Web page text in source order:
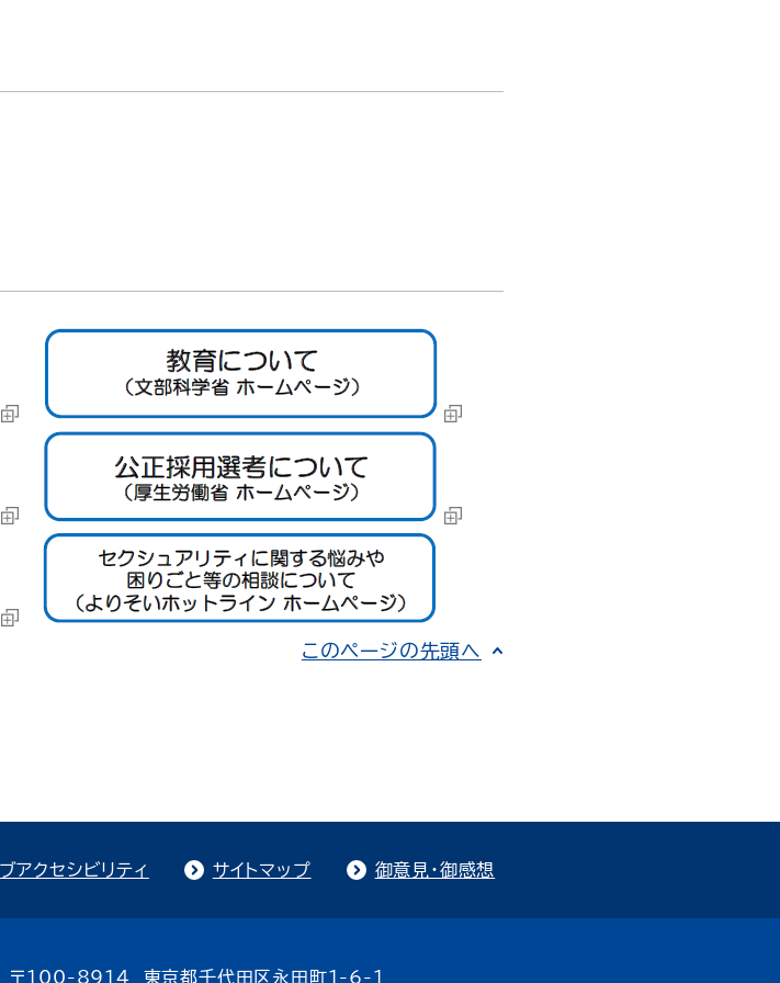
このページの先頭へ
アクセシビリティ サイトマップ 御意見・御感想
〒100-8914 東京都千代田区永田町1-6-1